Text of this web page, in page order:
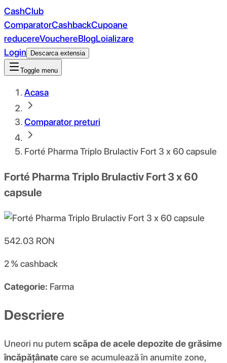
CashClub
ComparatorCashbackCupoane
reducereVouchereBlogLoializare
Login
Descarca extensia
Toggle menu
Acasa
Comparator preturi
Forté Pharma Triplo Brulactiv Fort 3 x 60 capsule
Forté Pharma Triplo Brulactiv Fort 3 x 60
capsule
542.03 RON
2 %cashback
Categorie: Farma
Descriere
Uneori nu putem scăpa de acele depozite de grăsime
încăpățânatecare se acumulează în anumite zone,